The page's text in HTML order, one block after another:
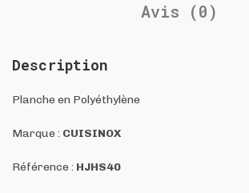
Avis (0)
Description
Planche en Polyéthylène
Marque : CUISINOX
Référence : HJHS40